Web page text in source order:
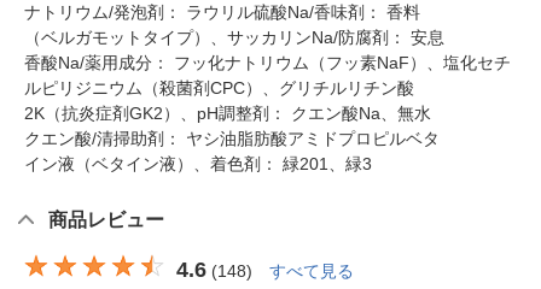
ナトリウム/発泡剤： ラウリル硫酸Na/香味剤： 香料
（ベルガモットタイプ）、サッカリンNa/防腐剤： 安息
香酸Na/薬用成分： フッ化ナトリウム（フッ素NaF）、塩化セチ
ルピリジニウム（殺菌剤CPC）、グリチルリチン酸
2K（抗炎症剤GK2）、pH調整剤： クエン酸Na、無水
クエン酸/清掃助剤： ヤシ油脂肪酸アミドプロピルベタ
イン液（ベタイン液）、着色剤： 緑201、緑3
商品レビュー
4.6 (148) すべて見る